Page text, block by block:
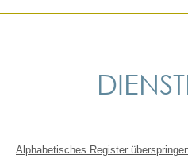
Alphabetisches Register